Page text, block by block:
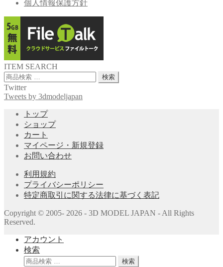
個人情報保護方針
ITEM SEARCH
検
索
対
検索
Twitter
Tweets by 3dmodeljapan
トップ
ショップ
カート
マイページ・新規登録
お問い合わせ
利用規約
プライバシーポリシー
特定商取引に関する法律に基づく表記
Copyright © 2005- 2026 - 3D MODEL JAPAN - All Rights
Reserved.
アカウント
検索
検
検索